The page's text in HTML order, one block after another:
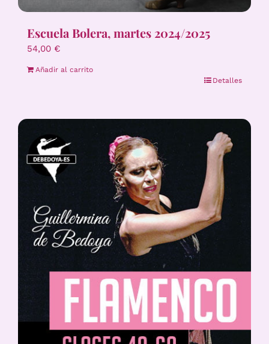
Escuela Bolera, martes 2024/2025
54,00 €
Añadir al carrito
Detalles